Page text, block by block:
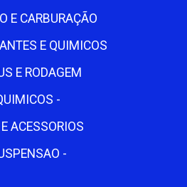
E CARBURAÇÃO
E QUIMICOS
E RODAGEM
-
ACESSORIOS
-